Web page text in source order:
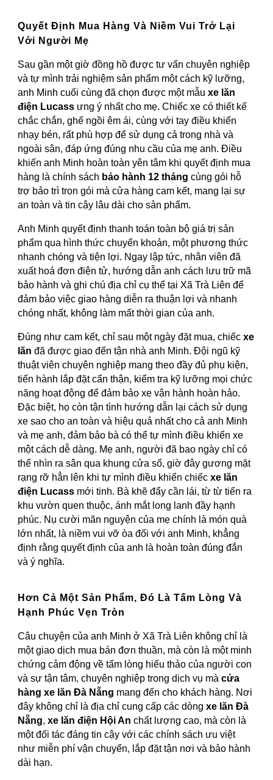
Quyết Định Mua Hàng Và Niềm Vui Trở Lại
Với Người Mẹ
Sau gần một giờ đồng hồ được tư vấn chuyên nghiệp
và tự mình trải nghiệm sản phẩm một cách kỹ lưỡng,
anh Minh cuối cùng đã chọn được một mẫuxe lăn
điện Lucass ưng ý nhất cho mẹ. Chiếc xe có thiết kế
chắc chắn, ghế ngồi êm ái, cùng với tay điều khiển
nhạy bén, rất phù hợp để sử dụng cả trong nhà và
ngoài sân, đáp ứng đúng nhu cầu của mẹ anh. Điều
khiến anh Minh hoàn toàn yên tâm khi quyết định mua
hàng là chính sách bảo hành 12 tháng cùng gói hỗ
trợ bảo trì trọn gói mà cửa hàng cam kết, mang lại sự
an toàn và tin cậy lâu dài cho sản phẩm.
Anh Minh quyết định thanh toán toàn bộ giá trị sản
phẩm qua hình thức chuyển khoản, một phương thức
nhanh chóng và tiện lợi. Ngay lập tức, nhân viên đã
xuất hoá đơn điện tử, hướng dẫn anh cách lưu trữ mã
bảo hành và ghi chú địa chỉ cụ thể tại Xã Trà Liên để
đảm bảo việc giao hàng diễn ra thuận lợi và nhanh
chóng nhất, không làm mất thời gian của anh.
Đúng như cam kết, chỉ sau một ngày đặt mua, chiếcxe
lăn đã được giao đến tận nhà anh Minh. Đội ngũ kỹ
thuật viên chuyên nghiệp mang theo đầy đủ phụ kiện,
tiến hành lắp đặt cẩn thận, kiểm tra kỹ lưỡng mọi chức
năng hoạt động để đảm bảo xe vận hành hoàn hảo.
Đặc biệt, họ còn tận tình hướng dẫn lại cách sử dụng
xe sao cho an toàn và hiệu quả nhất cho cả anh Minh
và mẹ anh, đảm bảo bà có thể tự mình điều khiển xe
một cách dễ dàng. Mẹ anh, người đã bao ngày chỉ có
thể nhìn ra sân qua khung cửa sổ, giờ đây gương mặt
rạng rỡ hẳn lên khi tự mình điều khiển chiếcxe lăn
điện Lucass mới tinh. Bà khẽ đẩy cần lái, từ từ tiến ra
khu vườn quen thuộc, ánh mắt long lanh đầy hạnh
phúc. Nụ cười mãn nguyện của mẹ chính là món quà
lớn nhất, là niềm vui vỡ òa đối với anh Minh, khẳng
định rằng quyết định của anh là hoàn toàn đúng đắn
và ý nghĩa.
Hơn Cả Một Sản Phẩm, Đó Là Tấm Lòng Và
Hạnh Phúc Vẹn Tròn
Câu chuyện của anh Minh ở Xã Trà Liên không chỉ là
một giao dịch mua bán đơn thuần, mà còn là một minh
chứng cảm động về tấm lòng hiếu thảo của người con
và sự tận tâm, chuyên nghiệp trong dịch vụ màcửa
hàng xe lăn Đà Nẵng mang đến cho khách hàng. Nơi
đây không chỉ là địa chỉ cung cấp các dòngxe lăn Đà
Nẵng,xe lăn điện Hội An chất lượng cao, mà còn là
một đối tác đáng tin cậy với các chính sách ưu việt
như miễn phí vận chuyển, lắp đặt tận nơi và bảo hành
dài hạn.